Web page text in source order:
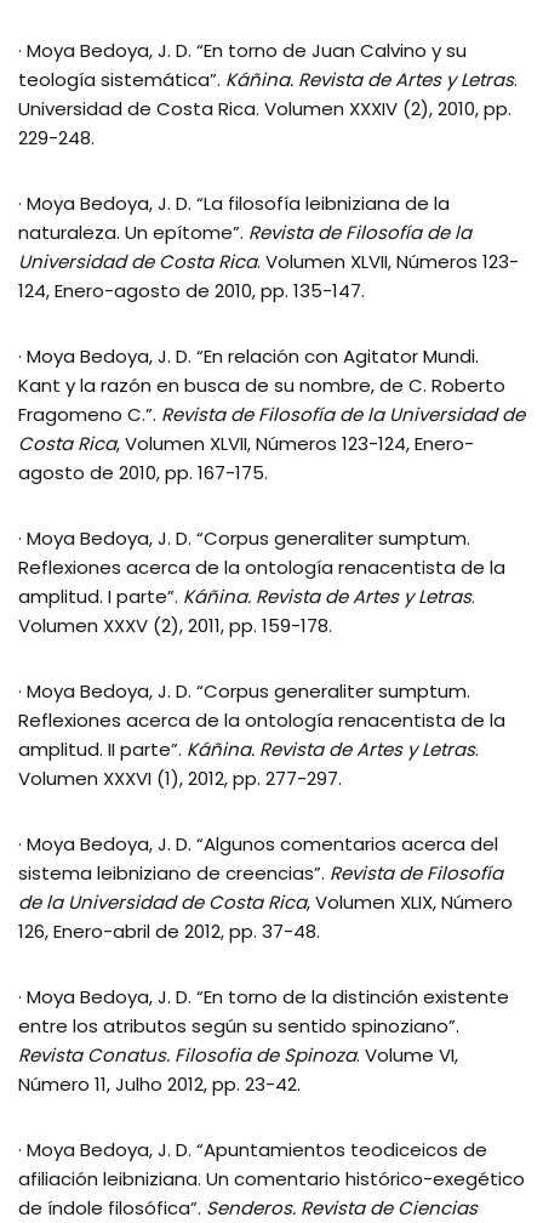
· Moya Bedoya, J. D. “En torno de Juan Calvino y su
teología sistemática”. Káñina. Revista de Artes y Letras.
Universidad de Costa Rica. Volumen XXXIV (2), 2010, pp.
229-248.
· Moya Bedoya, J. D. “La filosofía leibniziana de la
naturaleza. Un epítome”. Revista de Filosofía de la
Universidad de Costa Rica. Volumen XLVII, Números 123-
124, Enero-agosto de 2010, pp. 135-147.
· Moya Bedoya, J. D. “En relación con Agitator Mundi.
Kant y la razón en busca de su nombre, de C. Roberto
Fragomeno C.”. Revista de Filosofía de la Universidad de
Costa Rica, Volumen XLVII, Números 123-124, Enero-
agosto de 2010, pp. 167-175.
· Moya Bedoya, J. D. “Corpus generaliter sumptum.
Reflexiones acerca de la ontología renacentista de la
amplitud. I parte”. Káñina. Revista de Artes y Letras.
Volumen XXXV (2), 2011, pp. 159-178.
· Moya Bedoya, J. D. “Corpus generaliter sumptum.
Reflexiones acerca de la ontología renacentista de la
amplitud. II parte”. Káñina. Revista de Artes y Letras.
Volumen XXXVI (1), 2012, pp. 277-297.
· Moya Bedoya, J. D. “Algunos comentarios acerca del
sistema leibniziano de creencias”. Revista de Filosofía
de la Universidad de Costa Rica, Volumen XLIX, Número
126, Enero-abril de 2012, pp. 37-48.
· Moya Bedoya, J. D. “En torno de la distinción existente
entre los atributos según su sentido spinoziano”.
Revista Conatus. Filosofia de Spinoza. Volume VI,
Número 11, Julho 2012, pp. 23-42.
· Moya Bedoya, J. D. “Apuntamientos teodiceicos de
afiliación leibniziana. Un comentario histórico-exegético
de índole filosófica”. Senderos. Revista de Ciencias